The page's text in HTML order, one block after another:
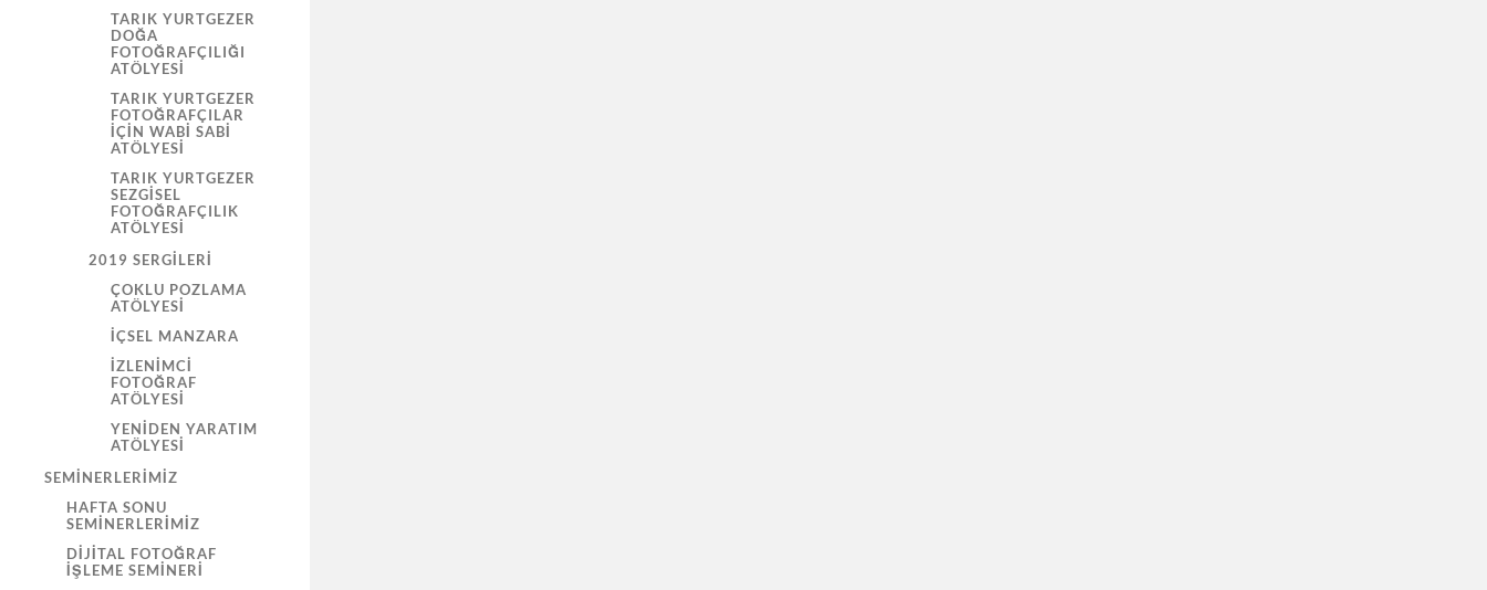
TARIK YURTGEZER
DOĞA
FOTOĞRAFÇILIĞI
ATÖLYESI
TARIK YURTGEZER
FOTOĞRAFÇILAR
İÇIN WABI SABI
ATÖLYESI
TARIK YURTGEZER
SEZGISEL
FOTOĞRAFÇILIK
ATÖLYESI
2019 SERGILERI
ÇOKLU POZLAMA
ATÖLYESİ
İÇSEL MANZARA
İZLENIMCI
FOTOĞRAF
ATÖLYESI
YENIDEN YARATIM
ATÖLYESI
SEMINERLERIMIZ
HAFTA SONU
SEMINERLERIMIZ
DIJITAL FOTOĞRAF
İŞLEME SEMINERI